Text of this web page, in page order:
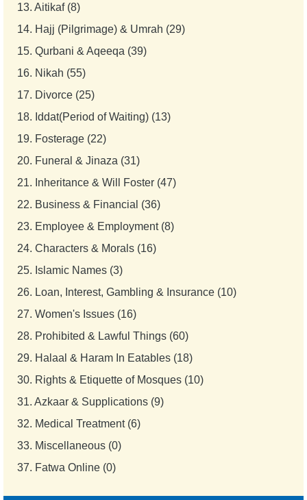
13. Aitikaf (8)
14. Hajj (Pilgrimage) & Umrah (29)
15. Qurbani & Aqeeqa (39)
16. Nikah (55)
17. Divorce (25)
18. Iddat(Period of Waiting) (13)
19. Fosterage (22)
20. Funeral & Jinaza (31)
21. Inheritance & Will Foster (47)
22. Business & Financial (36)
23. Employee & Employment (8)
24. Characters & Morals (16)
25. Islamic Names (3)
26. Loan, Interest, Gambling & Insurance (10)
27. Women's Issues (16)
28. Prohibited & Lawful Things (60)
29. Halaal & Haram In Eatables (18)
30. Rights & Etiquette of Mosques (10)
31. Azkaar & Supplications (9)
32. Medical Treatment (6)
33. Miscellaneous (0)
37. Fatwa Online (0)